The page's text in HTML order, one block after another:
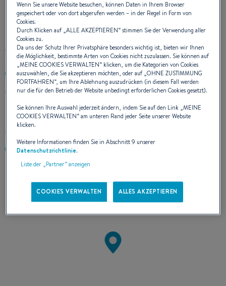
UNSERE KONTAKTDATEN
+4366087100248
Postgasse 8b
1010 WIEN
Austria
www.sailify.at
Wenn Sie unsere Website besuchen, können Daten in Ihrem Browser
gespeichert oder von dort abgerufen werden – in der Regel in Form von
Cookies.
Durch Klicken auf „ALLE AKZEPTIEREN“ stimmen Sie der Verwendung aller
Cookies zu.
Da uns der Schutz Ihrer Privatsphäre besonders wichtig ist, bieten wir Ihnen
die Möglichkeit, bestimmte Arten von Cookies nicht zuzulassen. Sie können auf
„MEINE COOKIES VERWALTEN“ klicken, um die Kategorien von Cookies
auszuwählen, die Sie akzeptieren möchten, oder auf „OHNE ZUSTIMMUNG
FORTFAHREN“, um Ihre Ablehnung auszudrücken (in diesem Fall werden
nur die für den Betrieb der Website unbedingt erforderlichen Cookies gesetzt).
Sie können Ihre Auswahl jederzeit ändern, indem Sie auf den Link „MEINE
COOKIES VERWALTEN“ am unteren Rand jeder Seite unserer Website
klicken.
Weitere Informationen finden Sie in Abschnitt 9 unserer
Datenschutzrichtlinie.
Liste der „Partner“ anzeigen
COOKIES VERWALTEN ALLES AKZEPTIEREN